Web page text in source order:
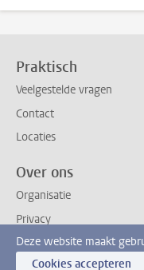
Praktisch
Veelgestelde vragen
Contact
Locaties
Over ons
Organisatie
Privacy
Deze website maakt
Cookies accepteren